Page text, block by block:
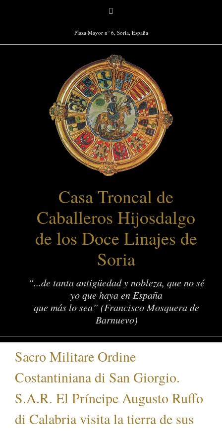
Plaza Mayor n° 6, Soria, España
Casa Troncal de
Caballeros Hijosdalgo
de los Doce Linajes de
Soria
“...de tanta antigüedad y nobleza, que no sé
yo que haya en España
que más lo sea” (Francisco Mosquera de
Barnuevo)
Sacro Militare Ordine
Costantiniana di San Giorgio.
S.A.R. El Príncipe Augusto Ruffo
di Calabria visita la tierra de sus